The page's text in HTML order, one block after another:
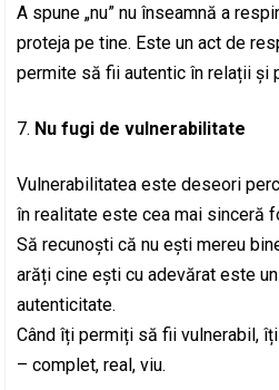
A spune „nu” nu înseamnă a
proteja pe tine. Este un act de
permite să fii autentic în relații și
Nu fugi de vulnerabilitate
Vulnerabilitatea este deseori
în realitate este cea mai sinceră
Să recunoști că nu ești mereu
arăți cine ești cu adevărat este
autenticitate.
Când îți permiți să fii vulnerabil,
– complet, real, viu.